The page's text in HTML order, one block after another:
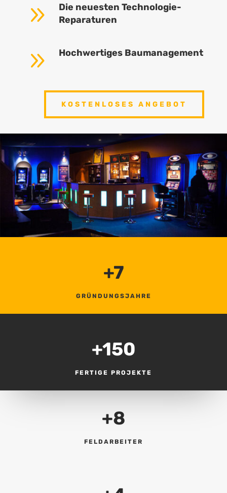
9
Die neuesten Technologie-
Reparaturen
9 Hochwertiges Baumanagement
KOSTENLOSES ANGEBOT
+7
GRÜNDUNGSJAHRE
+150
FERTIGE PROJEKTE
+8
FELDARBEITER